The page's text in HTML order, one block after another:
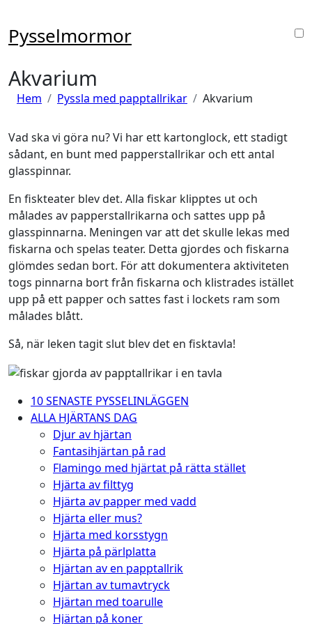
innehåll
Pysselmormor
Akvarium
Hem Pyssla med papptallrikar Akvarium
Vad ska vi göra nu? Vi har ett kartonglock, ett stadigt
sådant, en bunt med papperstallrikar och ett antal
glasspinnar.
En fiskteater blev det. Alla fiskar klipptes ut och
målades av papperstallrikarna och sattes upp på
glasspinnarna. Meningen var att det skulle lekas med
fiskarna och spelas teater. Detta gjordes och fiskarna
glömdes sedan bort. För att dokumentera aktiviteten
togs pinnarna bort från fiskarna och klistrades istället
upp på ett papper och sattes fast i lockets ram som
målades blått.
Så, när leken tagit slut blev det en fisktavla!
10 SENASTE PYSSELINLÄGGEN
ALLA HJÄRTANS DAG
Djur av hjärtan
Fantasihjärtan på rad
Flamingo med hjärtat på rätta stället
Hjärta av filttyg
Hjärta av papper med vadd
Hjärta eller mus?
Hjärta med korsstygn
Hjärta på pärlplatta
Hjärtan av en papptallrik
Hjärtan av tumavtryck
Hjärtan med toarulle
Hjärtan på koner